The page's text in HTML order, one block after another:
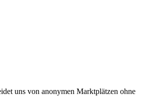
uns von anonymen Marktplätzen ohne